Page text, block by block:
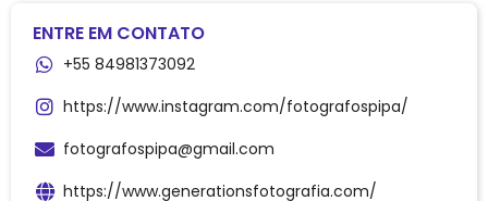
ENTRE EM CONTATO
+55 84981373092
https://www.instagram.com/fotografospipa/
fotografospipa@gmail.com
https://www.generationsfotografia.com/